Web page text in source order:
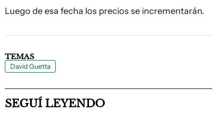
Luego de esa fecha los precios se incrementarán.
TEMAS
David Guetta
SEGUÍ LEYENDO